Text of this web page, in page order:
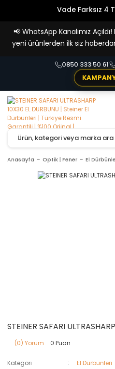
Vade Farksız 4
📢 WhatsApp Kanalımız
yeni ürünlerden ilk siz
0850 333 50 61
Anasayfa Optik | Fener El
STEINER SAFARI
(0) Yorum - 0 Puan
Kategori
El Dürbünleri